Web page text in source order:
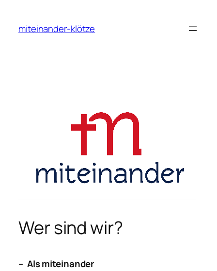
springen
miteinander-klötze
Wer sind wir?
– Als miteinander